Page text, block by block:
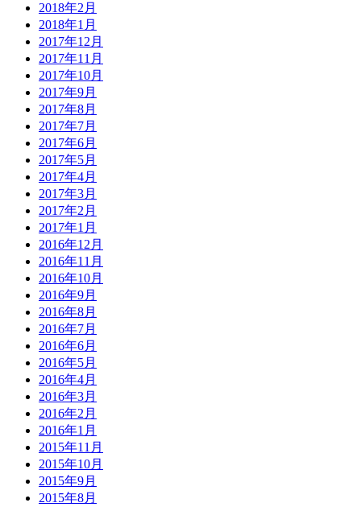
2018年2月
2018年1月
2017年12月
2017年11月
2017年10月
2017年9月
2017年8月
2017年7月
2017年6月
2017年5月
2017年4月
2017年3月
2017年2月
2017年1月
2016年12月
2016年11月
2016年10月
2016年9月
2016年8月
2016年7月
2016年6月
2016年5月
2016年4月
2016年3月
2016年2月
2016年1月
2015年11月
2015年10月
2015年9月
2015年8月